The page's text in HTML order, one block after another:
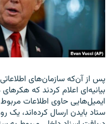
پس از آن‌که سازمان‌های اطلاعاتی
بیانیه‌ای اعلام کردند که
ایمیل‌هایی حاوی اطلاعات
ستاد بایدن ارسال کرده‌اند، یک